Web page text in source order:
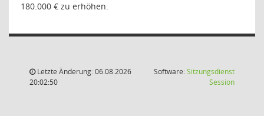
180.000 € zu erhöhen.
Letzte Änderung: 06.08.2026
20:02:50
Software:Sitzungsdienst
Session(Wird in